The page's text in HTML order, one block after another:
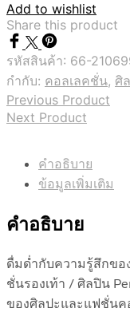
Add to wishlist
Share this product
รหัสสินค้า: 66-
กำกับ: คอลเลคชั่น, ศิ
Previous Product
Next Product
คำอธิบาย
ข้อมูลเพิ่มเติม
คำอธิบาย
ดื่มด่ำกับความรู้สึกขอ
ชั่นรองเท้า / ศิลปิน
ของศิลปะและแฟชั่นค